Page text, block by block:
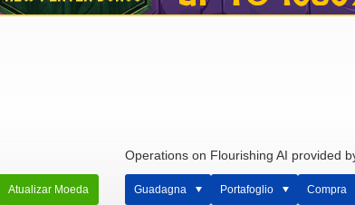
Atualizar Moeda
Operations on Flourishing AI provided
Guadagna Portafoglio Compra